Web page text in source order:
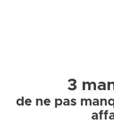
3
de ne pas